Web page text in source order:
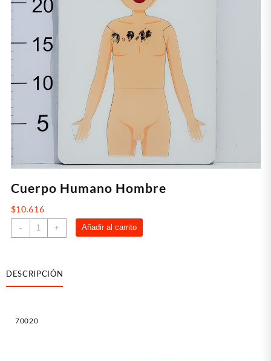
Cuerpo Humano Hombre
$10.616
-
Cuerpo
Humano
+ Añadir al carrito
DESCRIPCIÓN
70020